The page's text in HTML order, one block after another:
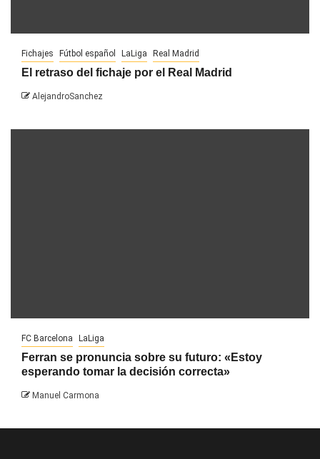
Fichajes Fútbol español LaLiga Real Madrid
El retraso del fichaje por el Real Madrid
AlejandroSanchez
FC Barcelona LaLiga
Ferran se pronuncia sobre su futuro: «Estoy
esperando tomar la decisión correcta»
Manuel Carmona